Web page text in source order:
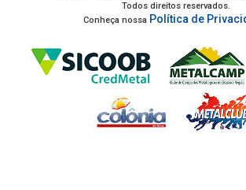
Todos direitos reservados.
Conheça nossa Política de